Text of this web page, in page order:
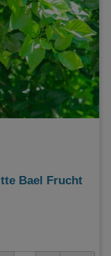
Bael Frucht